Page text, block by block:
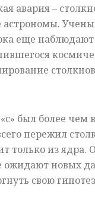
авария –
еще
был более чем
пережил
только из ядра.
ожидают новых
свою